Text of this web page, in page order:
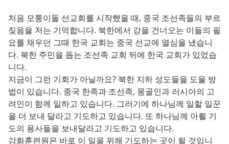
처음 모퉁이돌 선교회를 시작했을 때, 중국 조선족들의 부르
짖음을 저는 기억합니다. 북한에서 강을 건너오는 이들의 필
요를 채우던 그때 한국 교회는 중국 선교에 열심을 냈습니
다. 북한 주민을 돕는 조선족 교회 뒤에 한국 교회가 있었습
니다.
지금이 그런 기회가 아닐까요? 북한 지하 성도들을 도울 방
법이 있습니다. 중국 한족과 조선족, 몽골인과 러시아의 고
려인이 함께 일하고 있습니다. 그러기에 하나님께 일할 일꾼
을 더 보내 달라고 기도하고 있습니다. 또 하나님께 아뢸 기
도의 용사들을 보내달라고 기도하고 있습니다.
강화훈련원은 바로 이 일을 위해 기도하는 곳이 될 것입니